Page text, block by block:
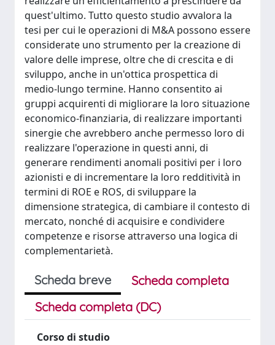
quest'ultimo. Tutto questo studio avvalora la
tesi per cui le operazioni di M&A possono essere
considerate uno strumento per la creazione di
valore delle imprese, oltre che di crescita e di
sviluppo, anche in un'ottica prospettica di
medio-lungo termine. Hanno consentito ai
gruppi acquirenti di migliorare la loro situazione
economico-finanziaria, di realizzare importanti
sinergie che avrebbero anche permesso loro di
realizzare l'operazione in questi anni, di
generare rendimenti anomali positivi per i loro
azionisti e di incrementare la loro redditività in
termini di ROE e ROS, di sviluppare la
dimensione strategica, di cambiare il contesto di
mercato, nonché di acquisire e condividere
competenze e risorse attraverso una logica di
complementarietà.
Scheda breve
Scheda completa
Scheda completa (DC)
Corso di studio